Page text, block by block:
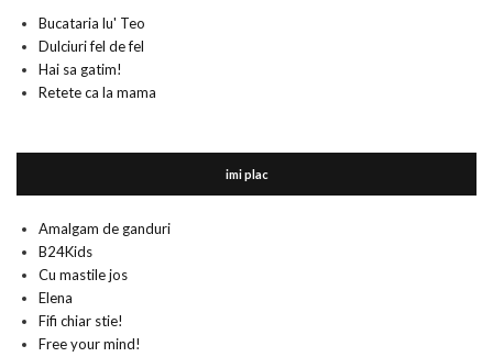
Bucataria lu' Teo
Dulciuri fel de fel
Hai sa gatim!
Retete ca la mama
imi plac
Amalgam de ganduri
B24Kids
Cu mastile jos
Elena
Fifi chiar stie!
Free your mind!